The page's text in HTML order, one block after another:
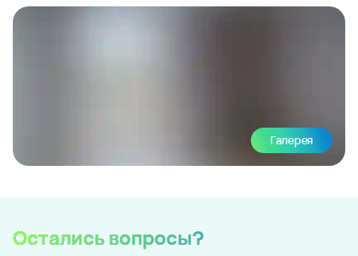
Галерея
Остались вопросы?